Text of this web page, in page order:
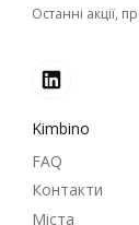
Останні акції,
Kimbino
FAQ
Контакти
Міста